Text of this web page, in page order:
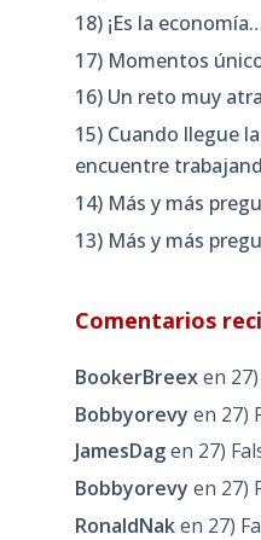
18) ¡Es la
17) Momentos
16) Un reto muy
15) Cuando llegue
encuentre
14) Más y más
13) Más y más
Comentarios
BookerBreexen
Bobbyorevy en 27)
JamesDagen 27)
Bobbyorevy en 27)
RonaldNaken 27)